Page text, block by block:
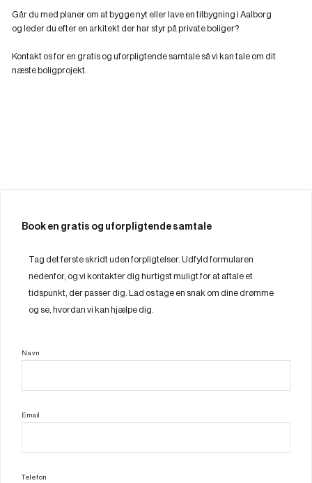
Går du med planer om at bygge nyt eller lave en tilbygning i Aalborg
og leder du efter en arkitekt der har styr på private boliger?
Kontakt os for en gratis og uforpligtende samtale så vi kan tale om dit
næste boligprojekt.
Book en gratis og uforpligtende samtale
Tag det første skridt uden forpligtelser. Udfyld formularen
nedenfor, og vi kontakter dig hurtigst muligt for at aftale et
tidspunkt, der passer dig. Lad os tage en snak om dine drømme
og se, hvordan vi kan hjælpe dig.
Navn
Email
Telefon